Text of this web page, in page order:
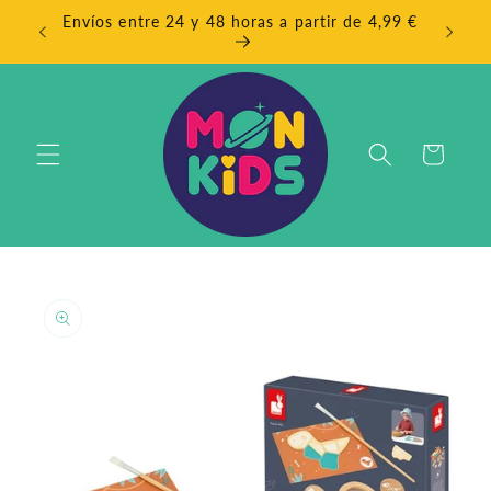
directamente
Envíos entre 24 y 48 horas a partir de 4,99 €
Carrito
información